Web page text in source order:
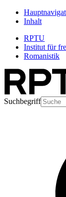
Inhalt
RPTU
Institut für
Romanistik
Suchbegriff